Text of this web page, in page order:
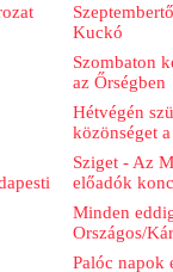
Kuckó
Szombaton
az Őrségben
Hétvégén
közönséget
Sziget - Az
előadók
Minden
Országos/
Palóc napok